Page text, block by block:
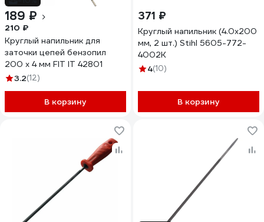
189 ₽
210 ₽
Круглый напильник для
заточки цепей бензопил
200 х 4 мм FIT IT 42801
3.2(12)
В корзину
371 ₽
Круглый напильник (4.0x200
мм, 2 шт.) Stihl 5605-772-
4002К
4(10)
В корзину